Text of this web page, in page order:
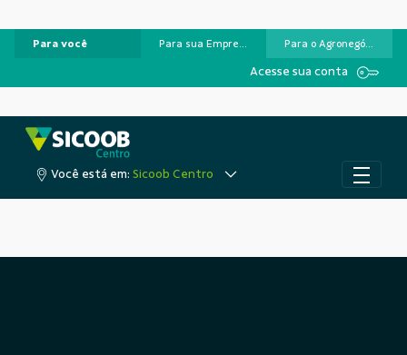
Pular para o Conteúdo principal
Para você Para sua Empresa Para o Agronegócio
Acesse sua conta
Você está em: Sicoob Centro